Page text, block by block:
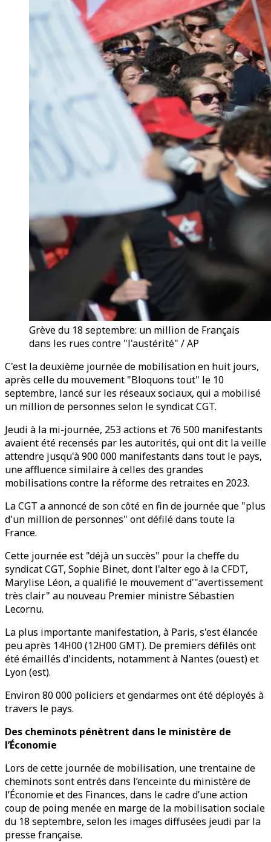
Grève du 18 septembre: un million de Français
dans les rues contre "l'austérité" / AP
C'est la deuxième journée de mobilisation en huit jours,
après celle du mouvement "Bloquons tout" le 10
septembre, lancé sur les réseaux sociaux, qui a mobilisé
un million de personnes selon le syndicat CGT.
Jeudi à la mi-journée, 253 actions et 76 500 manifestants
avaient été recensés par les autorités, qui ont dit la veille
attendre jusqu'à 900 000 manifestants dans tout le pays,
une affluence similaire à celles des grandes
mobilisations contre la réforme des retraites en 2023.
La CGT a annoncé de son côté en fin de journée que "plus
d'un million de personnes" ont défilé dans toute la
France.
Cette journée est "déjà un succès" pour la cheffe du
syndicat CGT, Sophie Binet, dont l'alter ego à la CFDT,
Marylise Léon, a qualifié le mouvement d'"avertissement
très clair" au nouveau Premier ministre Sébastien
Lecornu.
La plus importante manifestation, à Paris, s'est élancée
peu après 14H00 (12H00 GMT). De premiers défilés ont
été émaillés d'incidents, notamment à Nantes (ouest) et
Lyon (est).
Environ 80 000 policiers et gendarmes ont été déployés à
travers le pays.
Des cheminots pénètrent dans le ministère de
l’Économie
Lors de cette journée de mobilisation, une trentaine de
cheminots sont entrés dans l’enceinte du ministère de
l’Économie et des Finances, dans le cadre d’une action
coup de poing menée en marge de la mobilisation sociale
du 18 septembre, selon les images diffusées jeudi par la
presse française.